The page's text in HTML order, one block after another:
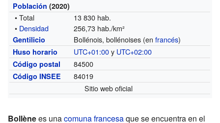
Población (2020)
• Total
13 830 hab.
• Densidad 256,73 hab./km²
Gentilicio Bollénois, bollénoises (enfrancés)
Huso horario UTC+01:00y UTC+02:00
Código postal 84500
Código INSEE
84019
Sitio web oficial
Bollènees unacomuna francesaque se encuentra en el